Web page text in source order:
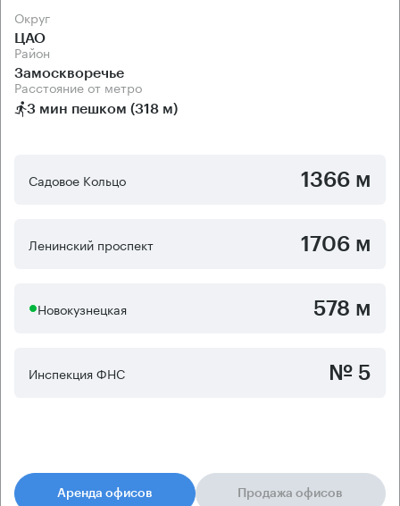
Округ
ЦАО
Район
Замоскворечье
Расстояние от метро
3 мин пешком (318 м)
Садовое Кольцо 1366 м
Ленинский проспект 1706 м
Новокузнецкая 578 м
Инспекция ФНС № 5
Аренда офисов Продажа офисов